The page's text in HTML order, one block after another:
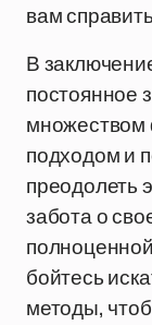
вам
В
постоянное
множеством
подходом и
преодолеть
забота о
бойтесь
методы,